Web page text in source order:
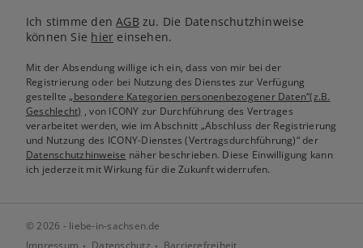
Ich stimme denAGB zu. Die Datenschutzhinweise
können Sie hier einsehen.
Mit der Absendung willige ich ein, dass von mir bei der
Registrierung oder bei Nutzung des Dienstes zur Verfügung
gestellte„besondere Kategorien personenbezogener Daten“(z.B.
Geschlecht) , von ICONY zur Durchführung des Vertrages
verarbeitet werden, wie im Abschnitt „Abschluss der Registrierung
und Nutzung des ICONY-Dienstes (Vertragsdurchführung)“ der
Datenschutzhinweise näher beschrieben. Diese Einwilligung kann
ich jederzeit mit Wirkung für die Zukunft widerrufen.
© 2026 - liebe-in-sachsen.de
Impressum
Datenschutz Barrierefreiheit